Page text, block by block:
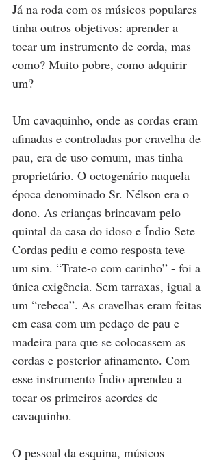
Já na roda com os músicos populares
tinha outros objetivos: aprender a
tocar um instrumento de corda, mas
como? Muito pobre, como adquirir
um?
Um cavaquinho, onde as cordas eram
afinadas e controladas por cravelha de
pau, era de uso comum, mas tinha
proprietário. O octogenário naquela
época denominado Sr. Nélson era o
dono. As crianças brincavam pelo
quintal da casa do idoso e Índio Sete
Cordas pediu e como resposta teve
um sim. “Trate-o com carinho” - foi a
única exigência. Sem tarraxas, igual a
um “rebeca”. As cravelhas eram feitas
em casa com um pedaço de pau e
madeira para que se colocassem as
cordas e posterior afinamento. Com
esse instrumento Índio aprendeu a
tocar os primeiros acordes de
cavaquinho.
O pessoal da esquina, músicos